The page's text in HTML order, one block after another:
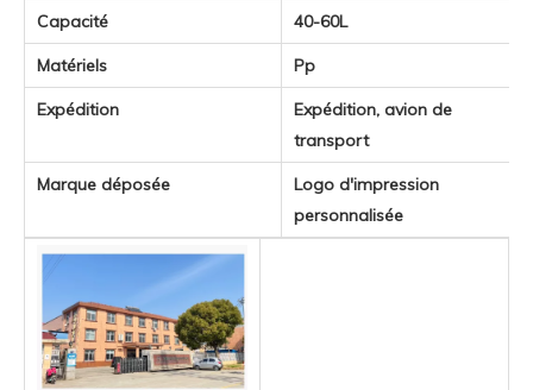
Capacité 40-60L
Matériels Pp
Expédition
Expédition, avion de
transport
Marque déposée
Logo d'impression
personnalisée